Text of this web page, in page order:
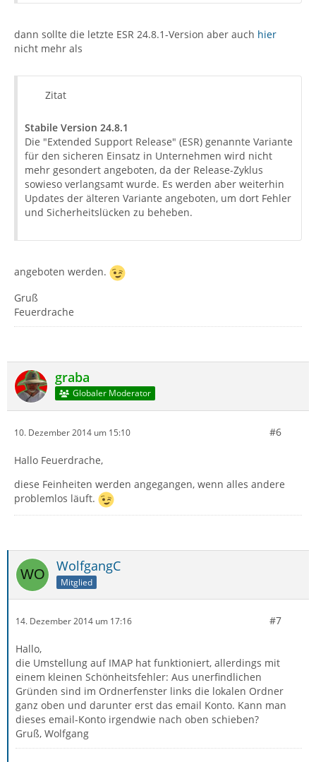
dann sollte die letzte ESR 24.8.1-Version aber auch hier
nicht mehr als
Zitat
Stabile Version 24.8.1
Die "Extended Support Release" (ESR) genannte Variante
für den sicheren Einsatz in Unternehmen wird nicht
mehr gesondert angeboten, da der Release-Zyklus
sowieso verlangsamt wurde. Es werden aber weiterhin
Updates der älteren Variante angeboten, um dort Fehler
und Sicherheitslücken zu beheben.
angeboten werden.
Gruß
Feuerdrache
graba
Globaler Moderator
10. Dezember 2014 um 15:10 #6
Hallo Feuerdrache,
diese Feinheiten werden angegangen, wenn alles andere
problemlos läuft.
WolfgangC
Mitglied
14. Dezember 2014 um 17:16 #7
Hallo,
die Umstellung auf IMAP hat funktioniert, allerdings mit
einem kleinen Schönheitsfehler: Aus unerfindlichen
Gründen sind im Ordnerfenster links die lokalen Ordner
ganz oben und darunter erst das email Konto. Kann man
dieses email-Konto irgendwie nach oben schieben?
Gruß, Wolfgang